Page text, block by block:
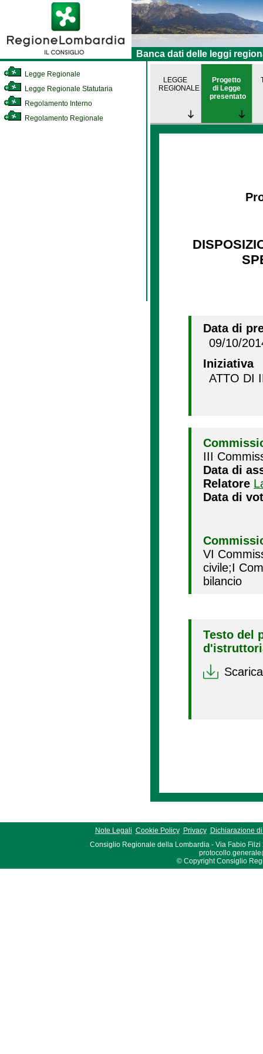
Banca dati delle leggi
Legge Regionale
Legge Regionale Statutaria
Regolamento Interno
Regolamento Regionale
LEGGE
REGIONALE
Progetto
di Legge
presentato
Data di
09/10/
Iniziativa
ATTO DI
III
Data di
Relatore
Data di
VI
civile;I
bilancio
Testo del
Note Legali Cookie Policy Privacy
Dichiarazione
Consiglio Regionale della Lombardia - Via Fabio Filzi
© Copyright Consiglio